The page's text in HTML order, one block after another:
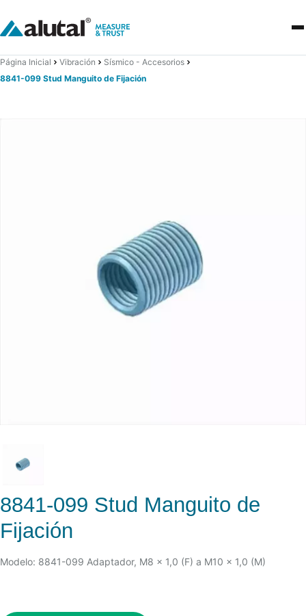
Página Inicial Vibración
Sísmico - Accesorios
8841-099 Stud Manguito de Fijación
8841-099 Stud Manguito de
Fijación
Modelo: 8841-099 Adaptador, M8 x 1,0 (F) a M10 x 1,0 (M)